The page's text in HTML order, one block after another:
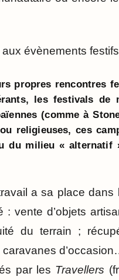
évènements
propres rencontres
les festivals de
(comme à
religieuses, ces
du milieu « alternatif
a sa place dans
: vente d’objets
du terrain ;
par les Travellers